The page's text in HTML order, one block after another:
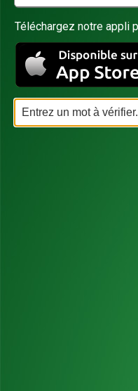
Téléchargez notre appli